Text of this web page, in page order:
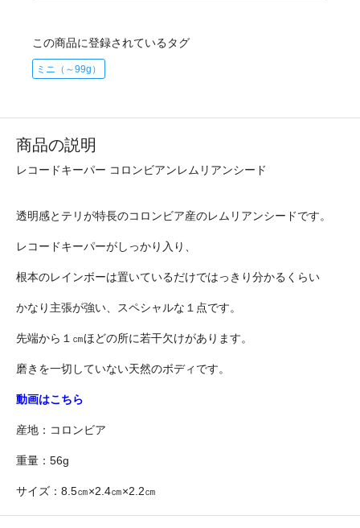
この商品に登録されているタグ
ミニ（～99g）
商品の説明
レコードキーパー コロンビアンレムリアンシード
透明感とテリが特長のコロンビア産のレムリアンシードです。
レコードキーパーがしっかり入り、
根本のレインボーは置いているだけではっきり分かるくらい
かなり主張が強い、スペシャルな１点です。
先端から１㎝ほどの所に若干欠けがあります。
磨きを一切していない天然のボディです。
動画はこちら
産地：コロンビア
重量：56g
サイズ：8.5㎝×2.4㎝×2.2㎝